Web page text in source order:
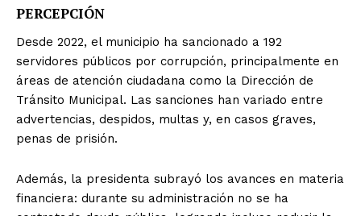
PERCEPCIÓN
Desde 2022, el municipio ha sancionado a 192
servidores públicos por corrupción, principalmente en
áreas de atención ciudadana como la Dirección de
Tránsito Municipal. Las sanciones han variado entre
advertencias, despidos, multas y, en casos graves,
penas de prisión.
Además, la presidenta subrayó los avances en materia
financiera: durante su administración no se ha